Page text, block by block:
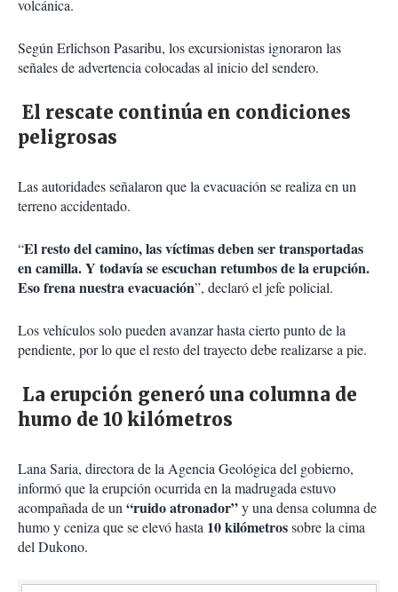
volcánica.
Según Erlichson Pasaribu, los excursionistas ignoraron las
señales de advertencia colocadas al inicio del sendero.
El rescate continúa en condiciones
peligrosas
Las autoridades señalaron que la evacuación se realiza en un
terreno accidentado.
“El resto del camino, las víctimas deben ser transportadas
en camilla. Y todavía se escuchan retumbos de la erupción.
Eso frena nuestra evacuación”, declaró el jefe policial.
Los vehículos solo pueden avanzar hasta cierto punto de la
pendiente, por lo que el resto del trayecto debe realizarse a pie.
La erupción generó una columna de
humo de 10 kilómetros
Lana Saria, directora de la Agencia Geológica del gobierno,
informó que la erupción ocurrida en la madrugada estuvo
acompañada de un “ruido atronador”y una densa columna de
humo y ceniza que se elevó hasta 10 kilómetrossobre la cima
del Dukono.